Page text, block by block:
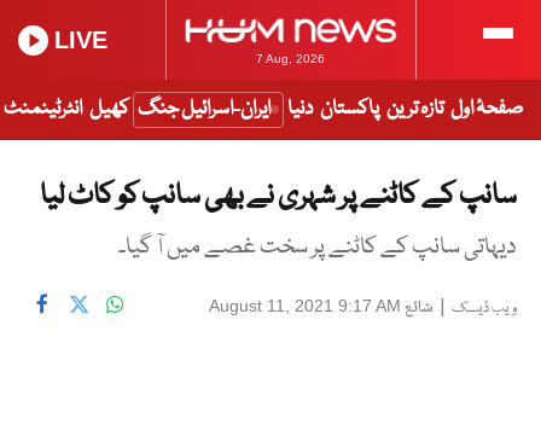
7 Aug, 2026
LIVE
صفحۂ اول تازہ ترین پاکستان دنیا ایران-اسرائیل جنگ کھیل انٹرٹینمنٹ
سانپ کے کاٹنے پر شہری نے بھی سانپ کو کاٹ لیا
دیہاتی سانپ کے کاٹنے پر سخت غصے میں آ گیا۔
ویب ڈیسک | شائع August 11, 2021 9:17 AM